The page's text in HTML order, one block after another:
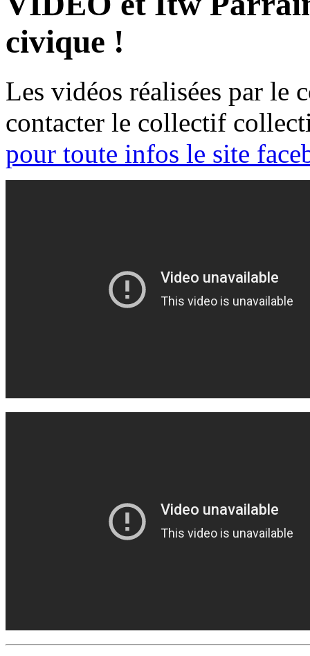
civique !
Les vidéos réalisées par le
contacter le collectif
pour toute infos le site